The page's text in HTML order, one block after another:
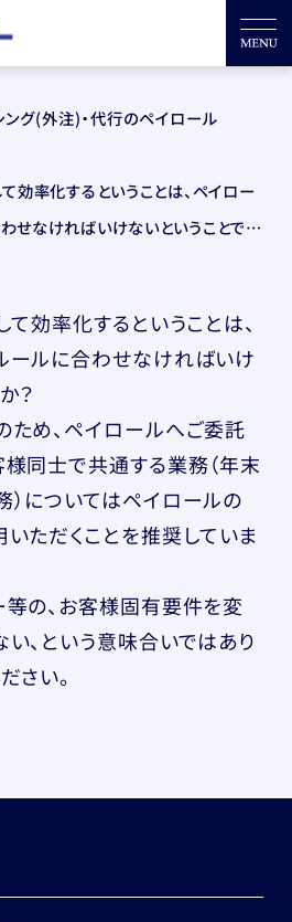
グ(外注)・代行のペイロール
効率化するということは、ペイロー
せなければいけないということです
て効率化するということは、
ールに合わせなければいけ
？
め、ペイロールへご委託
同士で共通する業務（年末
についてはペイロールの
ただくことを推奨していま
の、お客様固有要件を変
、という意味合いではあり
さい。